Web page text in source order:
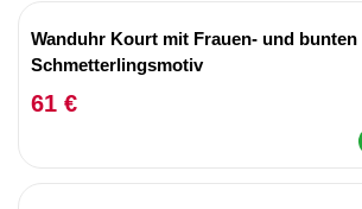
Wanduhr Kourt mit Frauen- und bunten
Schmetterlingsmotiv
61 €